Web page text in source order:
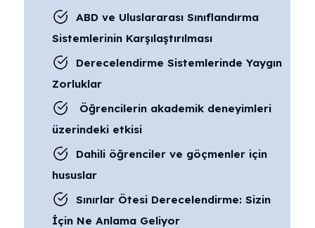
ABD ve Uluslararası Sınıflandırma
Sistemlerinin Karşılaştırılması
Derecelendirme Sistemlerinde Yaygın
Zorluklar
Öğrencilerin akademik deneyimleri
üzerindeki etkisi
Dahili öğrenciler ve göçmenler için
hususlar
Sınırlar Ötesi Derecelendirme: Sizin
İçin Ne Anlama Geliyor